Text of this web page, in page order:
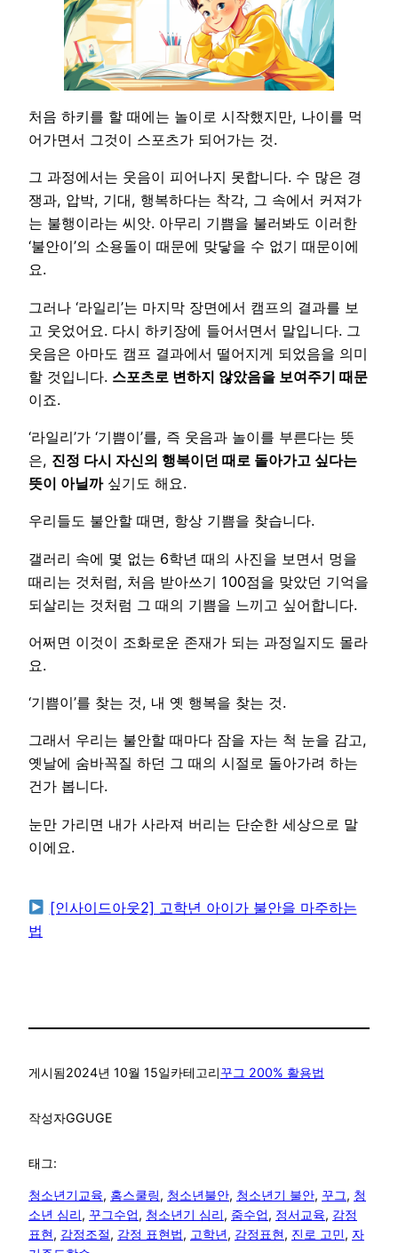
처음 하키를 할 때에는 놀이로 시작했지만, 나이를 먹
어가면서 그것이 스포츠가 되어가는 것.
그 과정에서는 웃음이 피어나지 못합니다. 수 많은 경
쟁과, 압박, 기대, 행복하다는 착각, 그 속에서 커져가
는 불행이라는 씨앗. 아무리 기쁨을 불러봐도 이러한
‘불안이’의 소용돌이 때문에 맞닿을 수 없기 때문이에
요.
그러나 ‘라일리’는 마지막 장면에서 캠프의 결과를 보
고 웃었어요. 다시 하키장에 들어서면서 말입니다. 그
웃음은 아마도 캠프 결과에서 떨어지게 되었음을 의미
할 것입니다. 스포츠로 변하지 않았음을 보여주기 때문
이죠.
‘라일리’가 ‘기쁨이’를, 즉 웃음과 놀이를 부른다는 뜻
은, 진정 다시 자신의 행복이던 때로 돌아가고 싶다는
뜻이 아닐까싶기도 해요.
우리들도 불안할 때면, 항상 기쁨을 찾습니다.
갤러리 속에 몇 없는 6학년 때의 사진을 보면서 멍을
때리는 것처럼, 처음 받아쓰기 100점을 맞았던 기억을
되살리는 것처럼 그 때의 기쁨을 느끼고 싶어합니다.
어쩌면 이것이 조화로운 존재가 되는 과정일지도 몰라
요.
‘기쁨이’를 찾는 것, 내 옛 행복을 찾는 것.
그래서 우리는 불안할 때마다 잠을 자는 척 눈을 감고,
옛날에 숨바꼭질 하던 그 때의 시절로 돌아가려 하는
건가 봅니다.
눈만 가리면 내가 사라져 버리는 단순한 세상으로 말
이에요.
[인사이드아웃2] 고학년 아이가 불안을 마주하는
법
게시됨2024년 10월 15일카테고리꾸그 200% 활용법
작성자GGUGE
태그:
청소년기교육, 홈스쿨링, 청소년불안, 청소년기 불안, 꾸그, 청
소년 심리, 꾸그수업, 청소년기 심리, 줌수업, 정서교육, 감정
표현, 감정조절, 감정 표현법, 고학년, 감정표현, 진로 고민, 자